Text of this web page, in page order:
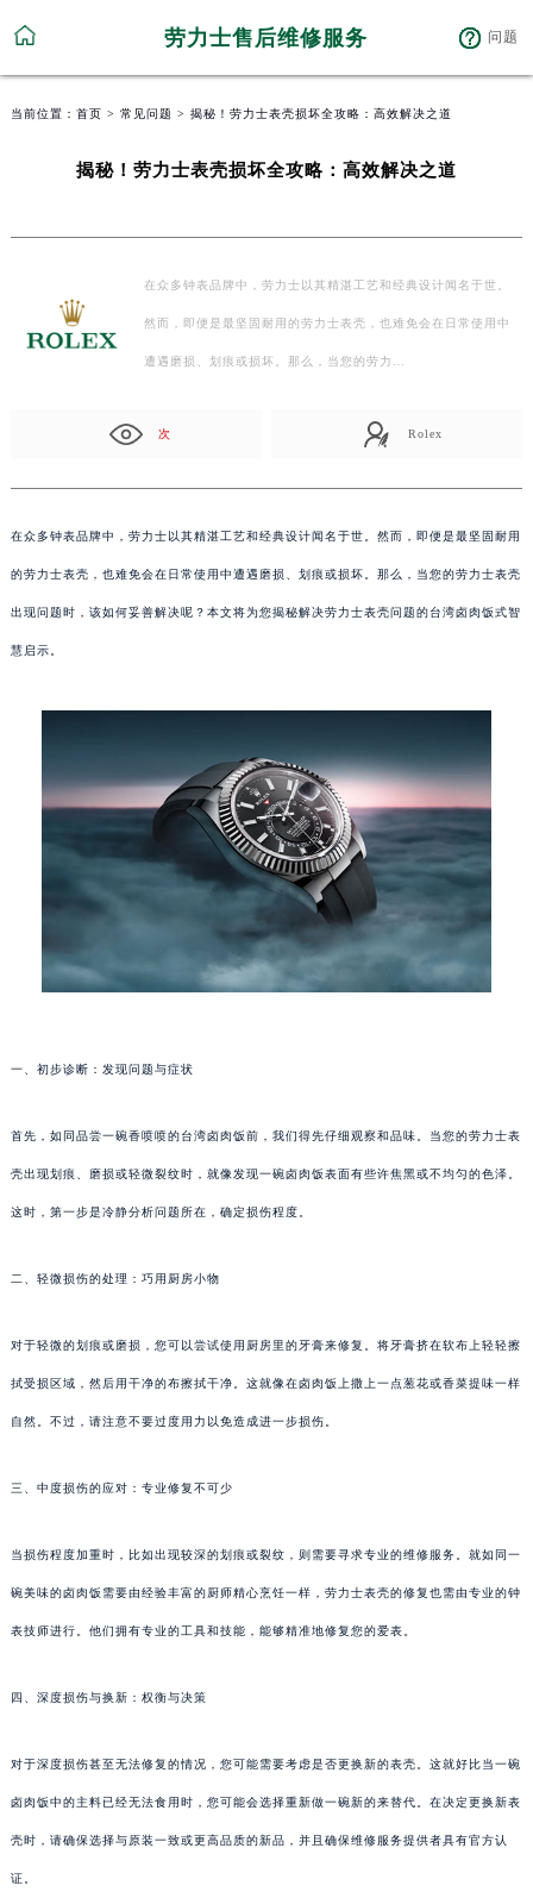
劳力士售后维修服务 问题
当前位置： 首页 > 常见问题 > 揭秘！劳力士表壳损坏全攻略：高效解决之道
揭秘！劳力士表壳损坏全攻略：高效解决之道
在众多钟表品牌中，劳力士以其精湛工艺和经典设计闻名于世。
然而，即便是最坚固耐用的劳力士表壳，也难免会在日常使用中
遭遇磨损、划痕或损坏。那么，当您的劳力…
次 Rolex
在众多钟表品牌中，劳力士以其精湛工艺和经典设计闻名于世。然而，即便是最坚固耐用
的劳力士表壳，也难免会在日常使用中遭遇磨损、划痕或损坏。那么，当您的劳力士表壳
出现问题时，该如何妥善解决呢？本文将为您揭秘解决劳力士表壳问题的台湾卤肉饭式智
慧启示。
一、初步诊断：发现问题与症状
首先，如同品尝一碗香喷喷的台湾卤肉饭前，我们得先仔细观察和品味。当您的劳力士表
壳出现划痕、磨损或轻微裂纹时，就像发现一碗卤肉饭表面有些许焦黑或不均匀的色泽。
这时，第一步是冷静分析问题所在，确定损伤程度。
二、轻微损伤的处理：巧用厨房小物
对于轻微的划痕或磨损，您可以尝试使用厨房里的牙膏来修复。将牙膏挤在软布上轻轻擦
拭受损区域，然后用干净的布擦拭干净。这就像在卤肉饭上撒上一点葱花或香菜提味一样
自然。不过，请注意不要过度用力以免造成进一步损伤。
三、中度损伤的应对：专业修复不可少
当损伤程度加重时，比如出现较深的划痕或裂纹，则需要寻求专业的维修服务。就如同一
碗美味的卤肉饭需要由经验丰富的厨师精心烹饪一样，劳力士表壳的修复也需由专业的钟
表技师进行。他们拥有专业的工具和技能，能够精准地修复您的爱表。
四、深度损伤与换新：权衡与决策
对于深度损伤甚至无法修复的情况，您可能需要考虑是否更换新的表壳。这就好比当一碗
卤肉饭中的主料已经无法食用时，您可能会选择重新做一碗新的来替代。在决定更换新表
壳时，请确保选择与原装一致或更高品质的新品，并且确保维修服务提供者具有官方认
证。